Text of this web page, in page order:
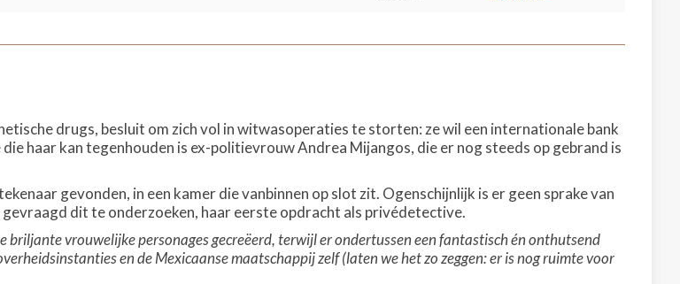
drugs, besluit om zich vol in witwasoperaties te storten: ze wil een internationale bank
haar kan tegenhouden is ex-politievrouw Andrea Mijangos, die er nog steeds op gebrand is
gevonden, in een kamer die vanbinnen op slot zit. Ogenschijnlijk is er geen sprake van
dit te onderzoeken, haar eerste opdracht als privédetective.
briljante vrouwelijke personages gecreëerd, terwijl er ondertussen een fantastisch én onthutsend
en de Mexicaanse maatschappij zelf (laten we het zo zeggen: er is nog ruimte voor